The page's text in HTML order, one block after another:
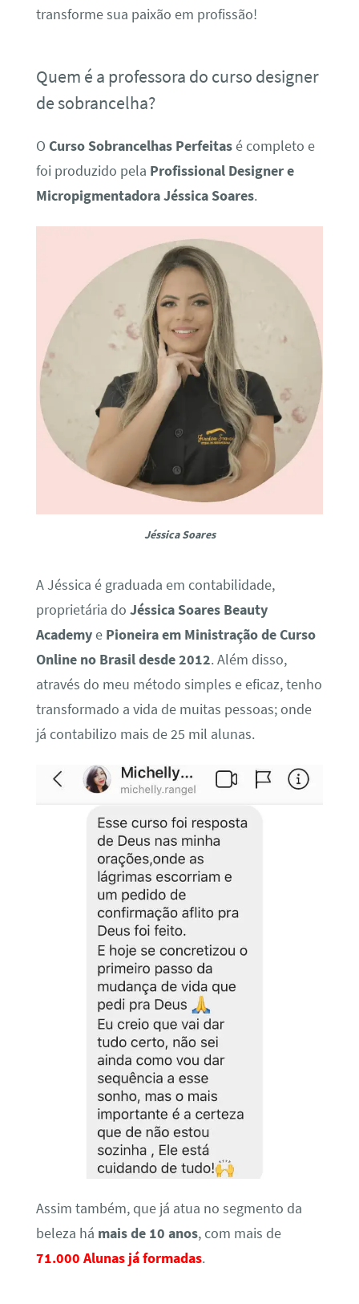
transforme sua paixão em profissão!
Quem é a professora do curso designer
de sobrancelha?
O Curso Sobrancelhas Perfeitasé completo e
foi produzido pela Profissional Designer e
Micropigmentadora Jéssica Soares.
Jéssica Soares
A Jéssica é graduada em contabilidade,
proprietária do Jéssica Soares Beauty
Academye Pioneira em Ministração de Curso
Online no Brasil desde 2012. Além disso,
através do meu método simples e eficaz, tenho
transformado a vida de muitas pessoas; onde
já contabilizo mais de 25 mil alunas.
Assim também, que já atua no segmento da
beleza há mais de 10 anos, com mais de
71.000 Alunas já formadas.